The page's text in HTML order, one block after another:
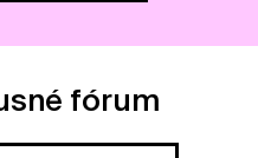
fórum